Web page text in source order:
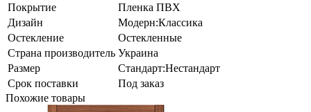
Покрытие
Пленка ПВХ
Дизайн
Модерн:Классика
Остекление
Остекленные
Страна производитель Украина
Размер
Стандарт:Нестандарт
Срок поставки
Под заказ
Похожие товары